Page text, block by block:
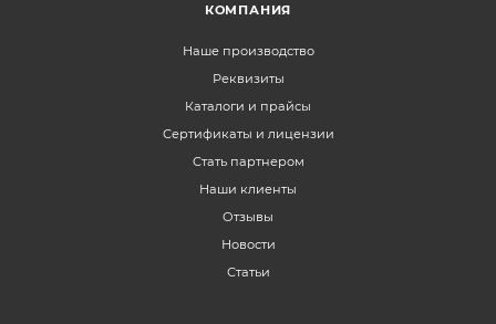
КОМПАНИЯ
Наше производство
Реквизиты
Каталоги и прайсы
Сертификаты и лицензии
Стать партнером
Наши клиенты
Отзывы
Новости
Статьи